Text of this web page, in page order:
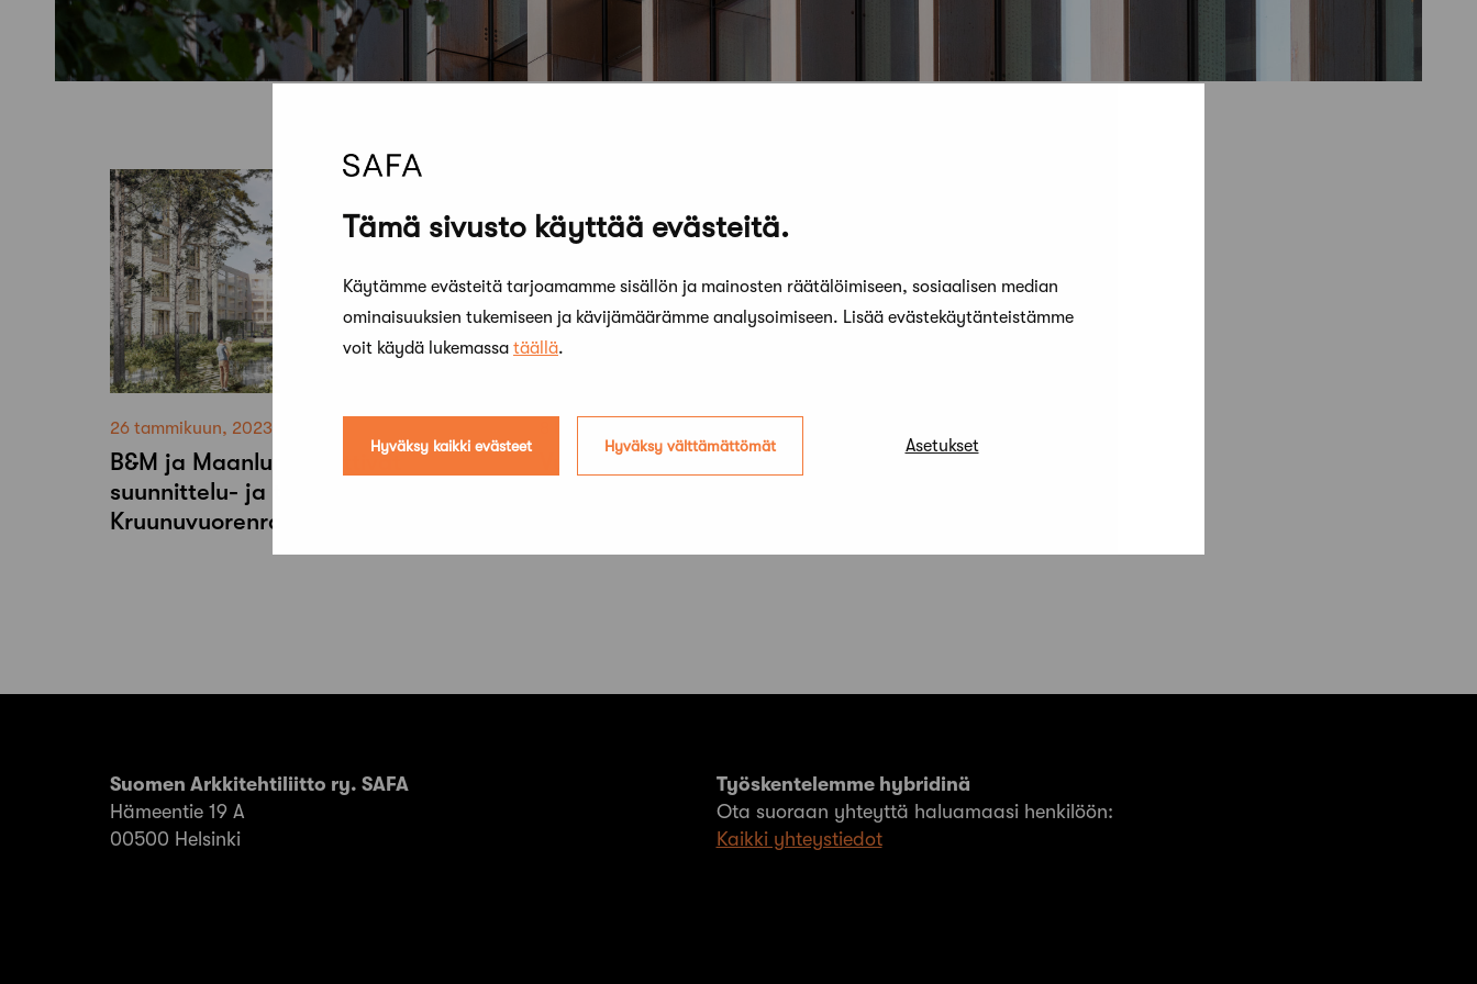
Tämä sivusto käyttää evästeitä.
Käytämme evästeitä tarjoamamme sisällön ja mainosten räätälöimiseen, sosiaalisen median
ominaisuuksien tukemiseen ja kävijämäärämme analysoimiseen. Lisää evästekäytänteistämme
voit käydä lukemassa täällä.
Hyväksy kaikki evästeet Hyväksy välttämättömät Asetukset
26 tammikuun, 2023
B&M ja Maanlumo voittivat
suunnittelu- ja tarjouskilpailun
Kruunuvuorenrannassa
Vuosaaren seniorikeskuksen kilpailun
Suomen Arkkitehtiliitto ry. SAFA
Hämeentie 19 A
00500 Helsinki
Työskentelemme hybridinä
Ota suoraan yhteyttä haluamaasi henkilöön:
Kaikki yhteystiedot